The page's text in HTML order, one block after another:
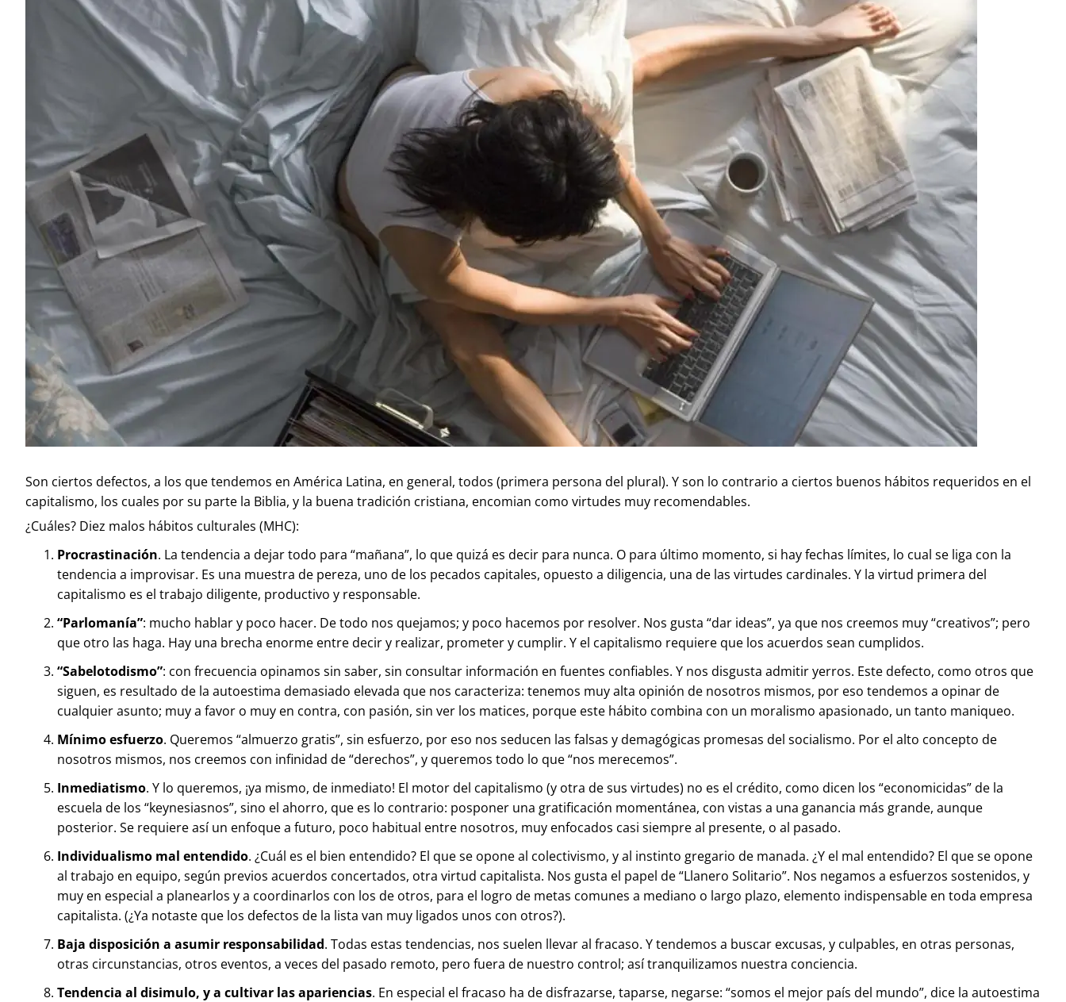
Son ciertos defectos, a los que tendemos en América Latina, en general, todos (primera persona del plural). Y son lo contrario a ciertos buenos hábitos requeridos en el
capitalismo, los cuales por su parte la Biblia, y la buena tradición cristiana, encomian como virtudes muy recomendables.
¿Cuáles? Diez malos hábitos culturales (MHC):
Procrastinación. La tendencia a dejar todo para “mañana”, lo que quizá es decir para nunca. O para último momento, si hay fechas límites, lo cual se liga con la
tendencia a improvisar. Es una muestra de pereza, uno de los pecados capitales, opuesto a diligencia, una de las virtudes cardinales. Y la virtud primera del
capitalismo es el trabajo diligente, productivo y responsable.
“Parlomanía”: mucho hablar y poco hacer. De todo nos quejamos; y poco hacemos por resolver. Nos gusta “dar ideas”, ya que nos creemos muy “creativos”; pero
que otro las haga. Hay una brecha enorme entre decir y realizar, prometer y cumplir. Y el capitalismo requiere que los acuerdos sean cumplidos.
“Sabelotodismo”: con frecuencia opinamos sin saber, sin consultar información en fuentes confiables. Y nos disgusta admitir yerros. Este defecto, como otros que
siguen, es resultado de la autoestima demasiado elevada que nos caracteriza: tenemos muy alta opinión de nosotros mismos, por eso tendemos a opinar de
cualquier asunto; muy a favor o muy en contra, con pasión, sin ver los matices, porque este hábito combina con un moralismo apasionado, un tanto maniqueo.
Mínimo esfuerzo. Queremos “almuerzo gratis”, sin esfuerzo, por eso nos seducen las falsas y demagógicas promesas del socialismo. Por el alto concepto de
nosotros mismos, nos creemos con infinidad de “derechos”, y queremos todo lo que “nos merecemos”.
Inmediatismo. Y lo queremos, ¡ya mismo, de inmediato! El motor del capitalismo (y otra de sus virtudes) no es el crédito, como dicen los “economicidas” de la
escuela de los “keynesiasnos”, sino el ahorro, que es lo contrario: posponer una gratificación momentánea, con vistas a una ganancia más grande, aunque
posterior. Se requiere así un enfoque a futuro, poco habitual entre nosotros, muy enfocados casi siempre al presente, o al pasado.
Individualismo mal entendido. ¿Cuál es el bien entendido? El que se opone al colectivismo, y al instinto gregario de manada. ¿Y el mal entendido? El que se opone
al trabajo en equipo, según previos acuerdos concertados, otra virtud capitalista. Nos gusta el papel de “Llanero Solitario”. Nos negamos a esfuerzos sostenidos, y
muy en especial a planearlos y a coordinarlos con los de otros, para el logro de metas comunes a mediano o largo plazo, elemento indispensable en toda empresa
capitalista. (¿Ya notaste que los defectos de la lista van muy ligados unos con otros?).
Baja disposición a asumir responsabilidad. Todas estas tendencias, nos suelen llevar al fracaso. Y tendemos a buscar excusas, y culpables, en otras personas,
otras circunstancias, otros eventos, a veces del pasado remoto, pero fuera de nuestro control; así tranquilizamos nuestra conciencia.
Tendencia al disimulo, y a cultivar las apariencias. En especial el fracaso ha de disfrazarse, taparse, negarse: “somos el mejor país del mundo”, dice la autoestima